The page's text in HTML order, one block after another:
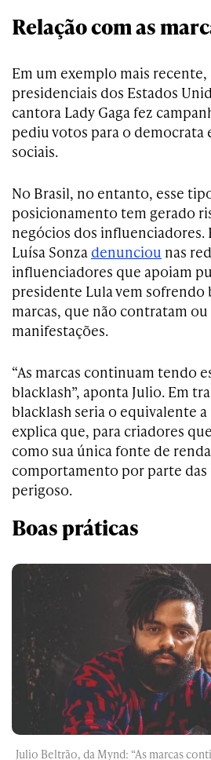
Relação com as
Em um exemplo mais
presidenciais dos Estados
cantora Lady Gaga fez
pediu votos para o democrata
sociais.
No Brasil, no entanto, esse
posicionamento tem gerado
negócios dos influenciadores.
Luísa Sonza denunciou nas
influenciadores que apoiam
presidente Lula vem sofrendo
marcas, que não contratam
manifestações.
“As marcas continuam tendo
blacklash”, aponta Julio. Em
blacklash seria o equivalente
explica que, para criadores
como sua única fonte de
comportamento por parte das
perigoso.
Boas práticas
Julio Beltrão, da Mynd: “As marcas